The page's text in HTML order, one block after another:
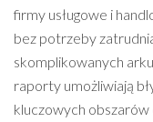
firmy usługowe i
bez potrzeby
skomplikowanych
raporty umożliwiają
kluczowych